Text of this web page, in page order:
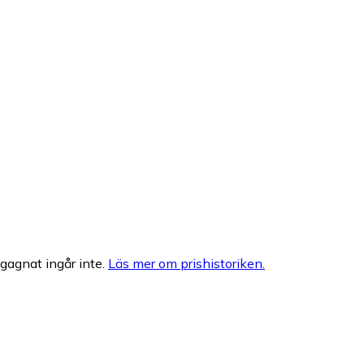
ingår inte. Läs mer om prishistoriken.